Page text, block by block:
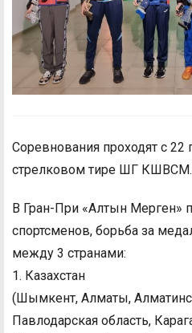
Соревнования проходят с 22
стрелковом тире ШГ КШВСМ.
В Гран-При «Алтын Мерген»
спортсменов, борьба за
между 3 странами:
1. Казахстан
(Шымкент, Алматы,
Павлодарская область,